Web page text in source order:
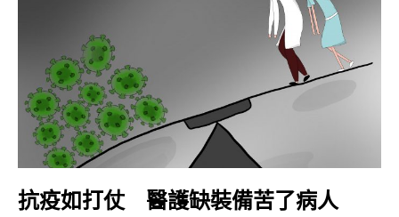
抗疫如打仗 醫護缺裝備苦了病人